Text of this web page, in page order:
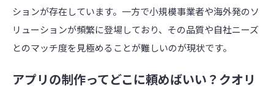
ションが存在しています。一方で小規模事業者や海外発のソ
リューションが頻繁に登場しており、その品質や自社ニーズ
とのマッチ度を見極めることが難しいのが現状です。
アプリの制作ってどこに頼めばいい？クオリ